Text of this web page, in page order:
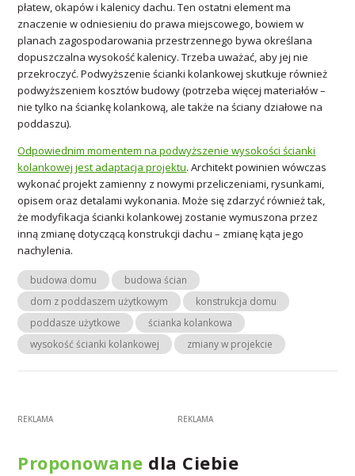
płatew, okapów i kalenicy dachu. Ten ostatni element ma
znaczenie w odniesieniu do prawa miejscowego, bowiem w
planach zagospodarowania przestrzennego bywa określana
dopuszczalna wysokość kalenicy. Trzeba uważać, aby jej nie
przekroczyć. Podwyższenie ścianki kolankowej skutkuje również
podwyższeniem kosztów budowy (potrzeba więcej materiałów –
nie tylko na ściankę kolankową, ale także na ściany działowe na
poddaszu).
Odpowiednim momentem na podwyższenie wysokości ścianki
kolankowej jest adaptacja projektu. Architekt powinien wówczas
wykonać projekt zamienny z nowymi przeliczeniami, rysunkami,
opisem oraz detalami wykonania. Może się zdarzyć również tak,
że modyfikacja ścianki kolankowej zostanie wymuszona przez
inną zmianę dotyczącą konstrukcji dachu – zmianę kąta jego
nachylenia.
budowa domu
budowa ścian
dom z poddaszem użytkowym
konstrukcja domu
poddasze użytkowe
ścianka kolankowa
wysokość ścianki kolankowej
zmiany w projekcie
Proponowane dla Ciebie